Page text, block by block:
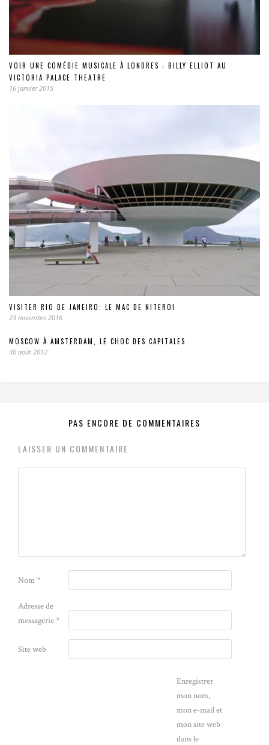
VOIR UNE COMÉDIE MUSICALE À LONDRES : BILLY ELLIOT AU
VICTORIA PALACE THEATRE
16 janvier 2015
VISITER RIO DE JANEIRO: LE MAC DE NITEROI
23 novembre 2016
MOSCOW À AMSTERDAM, LE CHOC DES CAPITALES
30 août 2012
PAS ENCORE DE COMMENTAIRES
LAISSER UN COMMENTAIRE
Nom*
Adresse de
messagerie*
Site web
Enregistrer
mon nom,
mon e-mail et
mon site web
dans le